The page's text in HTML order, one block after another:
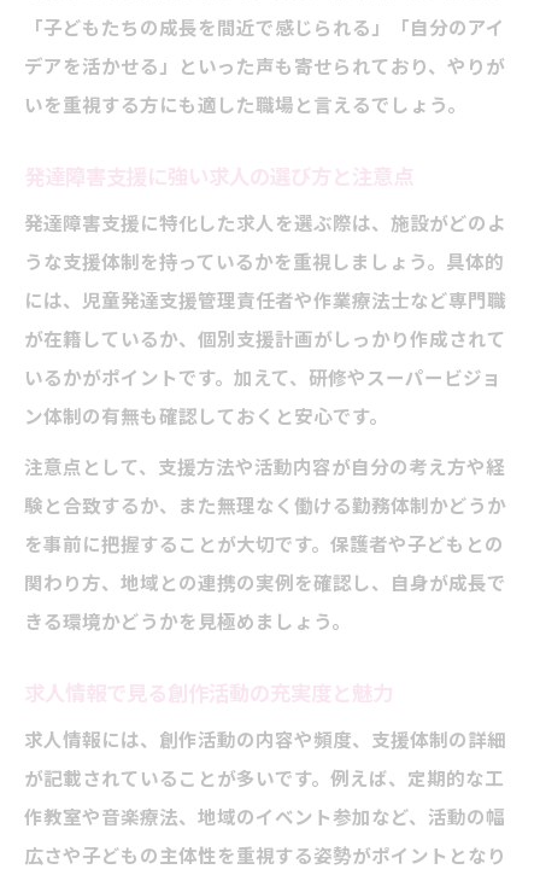
放課後等デイサービス求人で求められるス
キル
療育と創作療法の違いに迫る安心の選び方
放課後等デイサービス求人で見る療育と創
発達障害支援求人における二つのアプロー
チ
療育重視と創作療法求人の違いと選び方
放課後等デイサービス求人の比較ポイント
解説
新しい働き方を放課後等デイサービスで見つけ
る
放課後等デイサービス求人で実現する柔軟
創作療法を活かせる求人の職場環境とは
求人情報から見える働きやすさと支援体制
放課後等デイサービス求人で両立できる働
き方
発達障害支援求人における新しい挑戦の場
「子どもたちの成長を間近で感じられる」「自分のアイ
デアを活かせる」といった声も寄せられており、やりが
いを重視する方にも適した職場と言えるでしょう。
発達障害支援に強い求人の選び方と注意点
発達障害支援に特化した求人を選ぶ際は、施設がどのよ
うな支援体制を持っているかを重視しましょう。具体的
には、児童発達支援管理責任者や作業療法士など専門職
が在籍しているか、個別支援計画がしっかり作成されて
いるかがポイントです。加えて、研修やスーパービジョ
ン体制の有無も確認しておくと安心です。
注意点として、支援方法や活動内容が自分の考え方や経
験と合致するか、また無理なく働ける勤務体制かどうか
を事前に把握することが大切です。保護者や子どもとの
関わり方、地域との連携の実例を確認し、自身が成長で
きる環境かどうかを見極めましょう。
求人情報で見る創作活動の充実度と魅力
求人情報には、創作活動の内容や頻度、支援体制の詳細
が記載されていることが多いです。例えば、定期的な工
作教室や音楽療法、地域のイベント参加など、活動の幅
広さや子どもの主体性を重視する姿勢がポイントとなり